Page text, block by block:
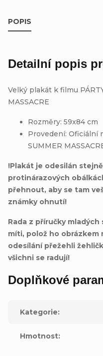
POPIS
Detailní popis
Velký plakát k filmu
MASSACRE
Rozměry: 59x84 cm
Provedení: Oficiální
SUMMER
!Plakát je odesilán
protinárazových
přehnout, aby se tam
známky ohnutí!
Rada z příručky
míti, polož ho obrázkem
odesílání přežehli
všichni se radují!
Doplňkové
Kategorie:
Hmotnost: